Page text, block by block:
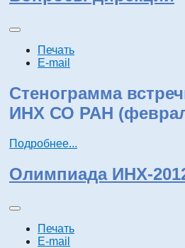
Печать
E-mail
Стенограмма
ИНХ СО РАН
Подробнее...
Олимпиада ИНХ-
Печать
E-mail